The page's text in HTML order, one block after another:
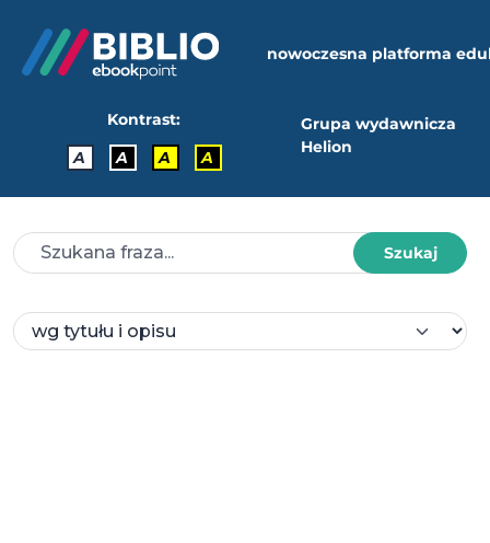
nowoczesna platforma
Kontrast:
A
A A A
Grupa wydawnicza
Helion
Szukaj